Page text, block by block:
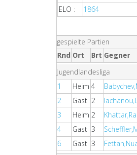
ELO :
1864
gespielte Partien
Rnd Ort Brt Gegner
Jugendlandesliga
1
Heim 4
2
Gast 2
3
Heim 2
4
Gast 3
6
Gast 3